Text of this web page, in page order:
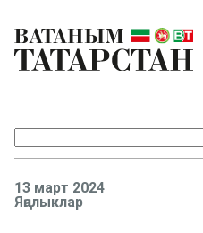
13 март 2024
Яңалыклар